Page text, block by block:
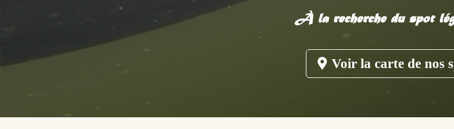
À la recherche du spot
Voir la carte de nos